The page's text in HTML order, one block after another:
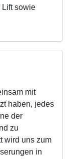
Lift sowie
mit
haben, jedes
der
zu
wird uns zum
in